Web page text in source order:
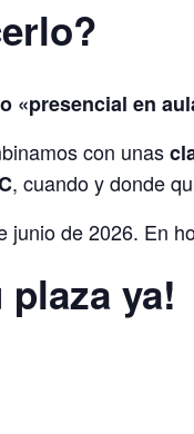
«presencial en
con unas
, cuando y donde
junio de 2026. En
plaza ya!